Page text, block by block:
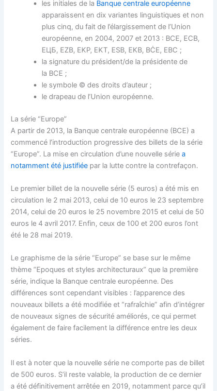
les initiales de la Banque centrale européenne
apparaissent en dix variantes linguistiques et non
plus cinq, du fait de l’élargissement de l’Union
européenne, en 2004, 2007 et 2013 : BCE, ECB,
ЕЦБ, EZB, EKP, EKT, ESB, EKB, BĊE, EBC ;
la signature du président/de la présidente de
la BCE ;
le symbole © des droits d’auteur ;
le drapeau de l’Union européenne.
La série “Europe”
A partir de 2013, la Banque centrale européenne (BCE) a
commencé l’introduction progressive des billets de la série
“Europe”. La mise en circulation d’une nouvelle sériea
notamment été justifiée par la lutte contre la contrefaçon.
Le premier billet de la nouvelle série (5 euros) a été mis en
circulation le 2 mai 2013, celui de 10 euros le 23 septembre
2014, celui de 20 euros le 25 novembre 2015 et celui de 50
euros le 4 avril 2017. Enfin, ceux de 100 et 200 euros l’ont
été le 28 mai 2019.
Le graphisme de la série “Europe” se base sur le même
thème “Epoques et styles architecturaux” que la première
série, indique la Banque centrale européenne. Des
différences sont cependant visibles : l’apparence des
nouveaux billets a été modifiée et “rafraîchie” afin d’intégrer
de nouveaux signes de sécurité améliorés, ce qui permet
également de faire facilement la différence entre les deux
séries.
Il est à noter que la nouvelle série ne comporte pas de billet
de 500 euros. S’il reste valable, la production de ce dernier
a été définitivement arrêtée en 2019, notamment parce qu’il